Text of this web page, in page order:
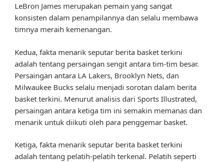
LeBron James merupakan pemain yang sangat
konsisten dalam penampilannya dan selalu membawa
timnya meraih kemenangan.
Kedua, fakta menarik seputar berita basket terkini
adalah tentang persaingan sengit antara tim-tim besar.
Persaingan antara LA Lakers, Brooklyn Nets, dan
Milwaukee Bucks selalu menjadi sorotan dalam berita
basket terkini. Menurut analisis dari Sports Illustrated,
persaingan antara ketiga tim ini semakin memanas dan
menarik untuk diikuti oleh para penggemar basket.
Ketiga, fakta menarik seputar berita basket terkini
adalah tentang pelatih-pelatih terkenal. Pelatih seperti